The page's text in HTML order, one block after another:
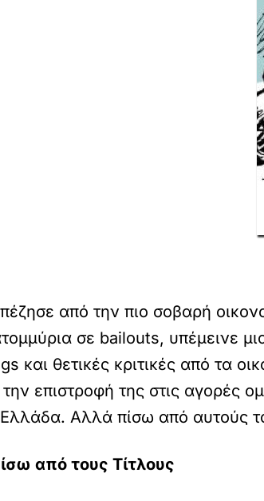
από την πιο σοβαρή
σε bailouts, υπέμεινε
και θετικές κριτικές από τα
την επιστροφή της στις αγορές
Αλλά πίσω από αυτούς
από τους Τίτλους